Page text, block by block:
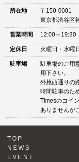
所在地
〒150-0001
東京都渋谷区
営業時間 12:00～19:30
定休日 火曜日・水曜日
駐車場
駐車場のご用
用下さい。
外苑西通りの
時間駐車のた
Timesのコイ
ありませんが
TOP
NEWS
EVENT